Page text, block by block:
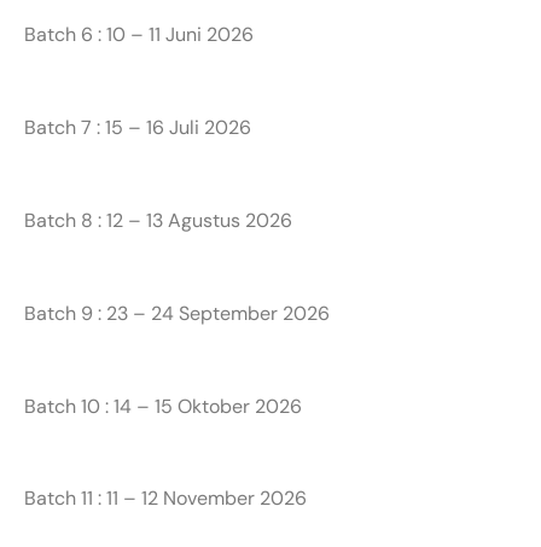
Batch 6 : 10 – 11 Juni 2026
Batch 7 : 15 – 16 Juli 2026
Batch 8 : 12 – 13 Agustus 2026
Batch 9 : 23 – 24 September 2026
Batch 10 : 14 – 15 Oktober 2026
Batch 11 : 11 – 12 November 2026